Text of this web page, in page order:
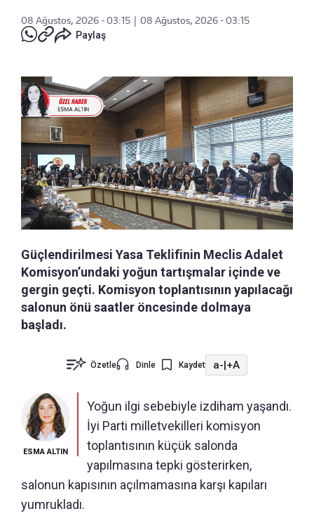
08 Ağustos, 2026 - 03:15
08 Ağustos, 2026 - 03:15
Paylaş
Güçlendirilmesi Yasa Teklifinin Meclis Adalet
Komisyon’undaki yoğun tartışmalar içinde ve
gergin geçti. Komisyon toplantısının yapılacağı
salonun önü saatler öncesinde dolmaya
başladı.
Özetle Dinle Kaydet a-|+A
ESMA ALTIN
Yoğun ilgi sebebiyle izdiham yaşandı.
İyi Parti milletvekilleri komisyon
toplantısının küçük salonda
yapılmasına tepki gösterirken,
salonun kapısının açılmamasına karşı kapıları
yumrukladı.